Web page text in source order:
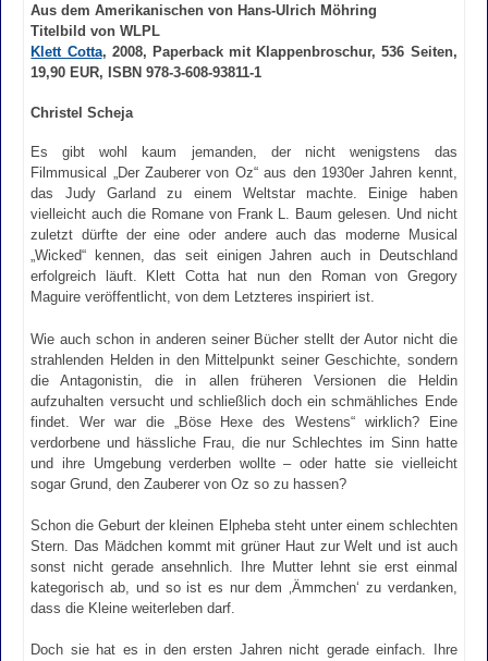
Aus dem Amerikanischen von Hans-Ulrich Möhring
Titelbild von WLPL
Klett Cotta, 2008, Paperback mit Klappenbroschur, 536 Seiten,
19,90 EUR, ISBN 978-3-608-93811-1
Christel Scheja
Es gibt wohl kaum jemanden, der nicht wenigstens das
Filmmusical „Der Zauberer von Oz“ aus den 1930er Jahren kennt,
das Judy Garland zu einem Weltstar machte. Einige haben
vielleicht auch die Romane von Frank L. Baum gelesen. Und nicht
zuletzt dürfte der eine oder andere auch das moderne Musical
„Wicked“ kennen, das seit einigen Jahren auch in Deutschland
erfolgreich läuft. Klett Cotta hat nun den Roman von Gregory
Maguire veröffentlicht, von dem Letzteres inspiriert ist.
Wie auch schon in anderen seiner Bücher stellt der Autor nicht die
strahlenden Helden in den Mittelpunkt seiner Geschichte, sondern
die Antagonistin, die in allen früheren Versionen die Heldin
aufzuhalten versucht und schließlich doch ein schmähliches Ende
findet. Wer war die „Böse Hexe des Westens“ wirklich? Eine
verdorbene und hässliche Frau, die nur Schlechtes im Sinn hatte
und ihre Umgebung verderben wollte – oder hatte sie vielleicht
sogar Grund, den Zauberer von Oz so zu hassen?
Schon die Geburt der kleinen Elpheba steht unter einem schlechten
Stern. Das Mädchen kommt mit grüner Haut zur Welt und ist auch
sonst nicht gerade ansehnlich. Ihre Mutter lehnt sie erst einmal
kategorisch ab, und so ist es nur dem ‚Ämmchen‘ zu verdanken,
dass die Kleine weiterleben darf.
Doch sie hat es in den ersten Jahren nicht gerade einfach. Ihre